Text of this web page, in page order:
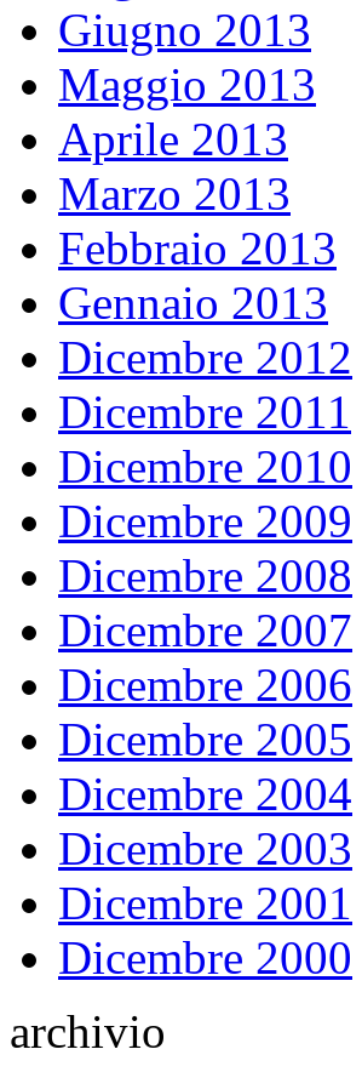
Giugno 2013
Maggio 2013
Aprile 2013
Marzo 2013
Febbraio 2013
Gennaio 2013
Dicembre 2012
Dicembre 2011
Dicembre 2010
Dicembre 2009
Dicembre 2008
Dicembre 2007
Dicembre 2006
Dicembre 2005
Dicembre 2004
Dicembre 2003
Dicembre 2001
Dicembre 2000
archivio